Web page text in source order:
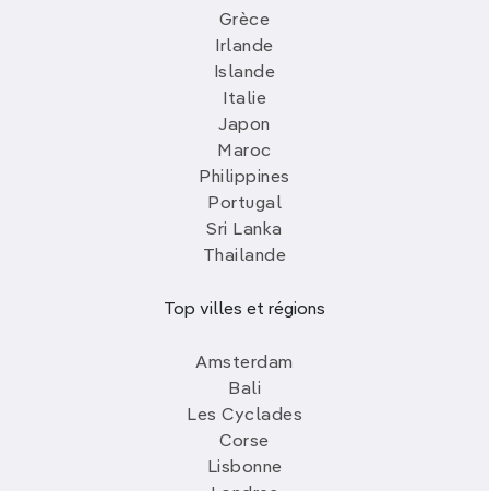
Grèce
Irlande
Islande
Italie
Japon
Maroc
Philippines
Portugal
Sri Lanka
Thailande
Top villes et régions
Amsterdam
Bali
Les Cyclades
Corse
Lisbonne